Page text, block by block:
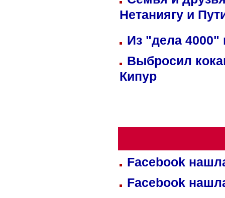
Нетаниягу и
Из "дела 4000"
Выбросил
Кипур
Facebook
Facebook